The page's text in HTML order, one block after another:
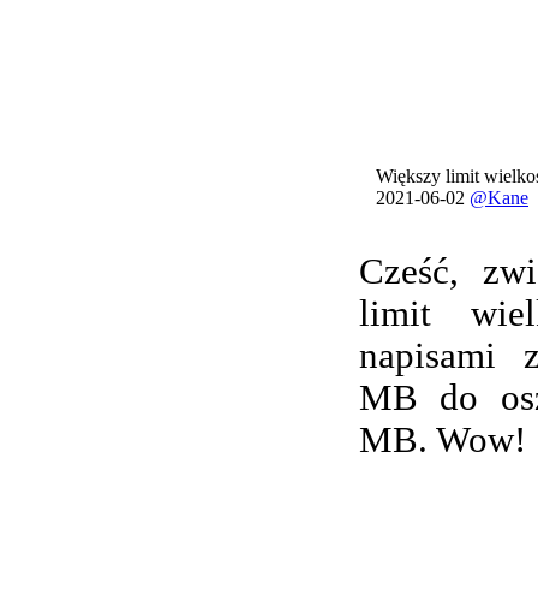
Większy limit
2021-06-02 @Kane
Cześć,
limit
napisami
MB do
MB. Wow!